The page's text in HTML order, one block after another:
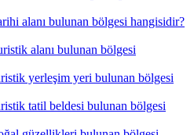
alanı bulunan bölgesi hangisidir?
alanı bulunan bölgesi
yerleşim yeri bulunan bölgesi
tatil beldesi bulunan bölgesi